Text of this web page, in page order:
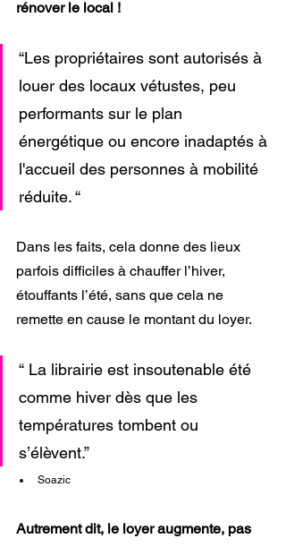
rénover le local !
“Les propriétaires sont autorisés à
louer des locaux vétustes, peu
performants sur le plan
énergétique ou encore inadaptés à
l'accueil des personnes à mobilité
réduite. “
Dans les faits, cela donne des lieux
parfois difficiles à chauffer l’hiver,
étouffants l’été, sans que cela ne
remette en cause le montant du loyer.
“ La librairie est insoutenable été
comme hiver dès que les
températures tombent ou
s’élèvent.”
Soazic
Autrement dit, le loyer augmente, pas